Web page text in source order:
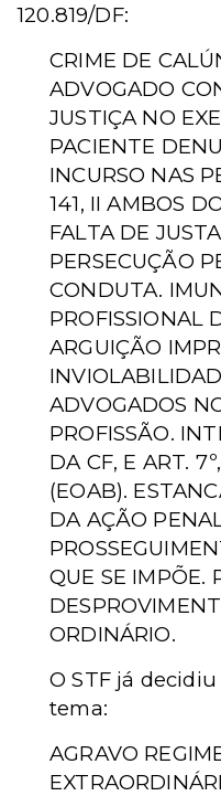
120.819/DF:
CRIME DE
ADVOGADO
JUSTIÇA NO
PACIENTE
INCURSO NAS
141, II AMBOS
FALTA DE
PERSECUÇÃO
CONDUTA.
PROFISSIONAL
ARGUIÇÃO
ADVOGADOS
PROFISSÃO.
DA CF, E ART.
(EOAB).
DA AÇÃO
QUE SE IMPÕE.
ORDINÁRIO.
O STF já
tema:
AGRAVO